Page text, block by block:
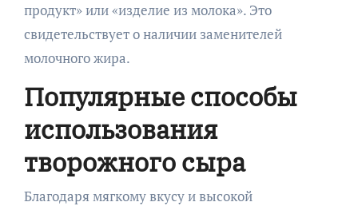
продукт» или «изделие из молока». Это
свидетельствует о наличии заменителей
молочного жира.
Популярные способы
использования
творожного сыра
Благодаря мягкому вкусу и высокой